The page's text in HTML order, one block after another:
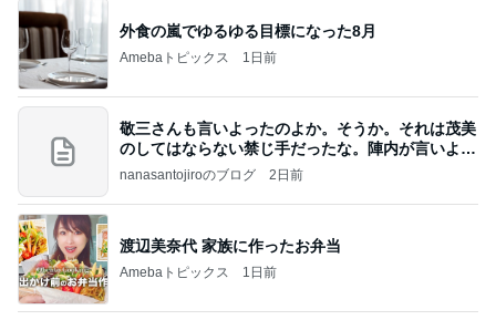
外食の嵐でゆるゆる目標になった8月
Amebaトピックス 1日前
敬三さんも言いよったのよか。そうか。それは茂美
のしてはならない禁じ手だったな。陣内が言いよる
のよ
nanasantojiroのブログ 2日前
渡辺美奈代 家族に作ったお弁当
Amebaトピックス 1日前